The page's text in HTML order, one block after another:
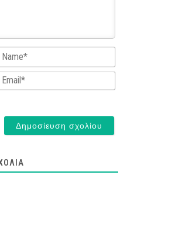
Name*
Email*